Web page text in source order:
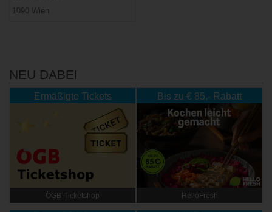
1090 Wien
NEU DABEI
Ermäßigte Tickets
ÖGB-Ticketshop
Bis zu € 85,- Rabatt
HelloFresh